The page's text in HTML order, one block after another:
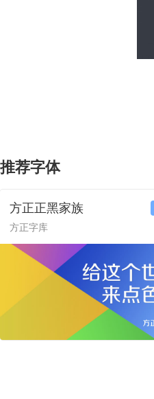
推荐字体
方正正黑家族
方正字库